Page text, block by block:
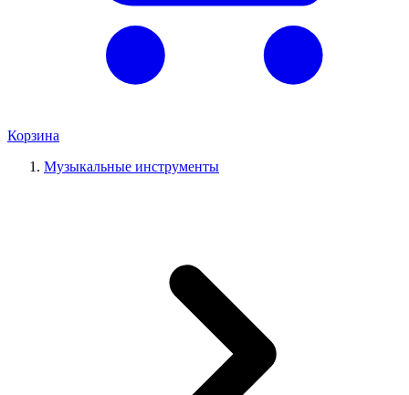
Корзина
Музыкальные инструменты